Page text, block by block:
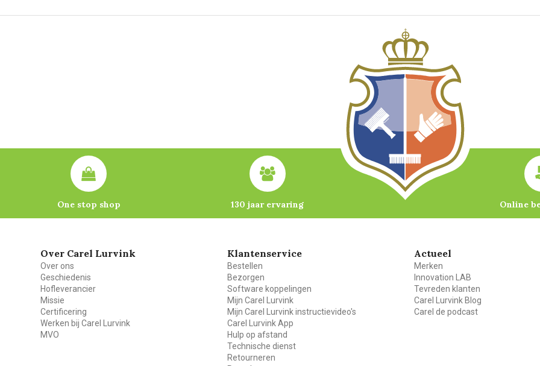
One stop shop 130 jaar ervaring Online
Over Carel Lurvink
Over ons
Geschiedenis
Hofleverancier
Missie
Certificering
Werken bij Carel Lurvink
MVO
Klantenservice
Bestellen
Bezorgen
Software koppelingen
Mijn Carel Lurvink
Mijn Carel Lurvink instructievideo's
Carel Lurvink App
Hulp op afstand
Technische dienst
Retourneren
Actueel
Merken
Innovation LAB
Tevreden klanten
Carel Lurvink Blog
Carel de podcast